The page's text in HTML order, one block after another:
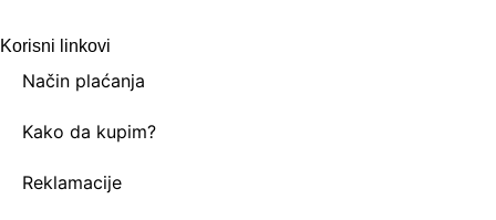
Korisni linkovi
Način plaćanja
Kako da kupim?
Reklamacije